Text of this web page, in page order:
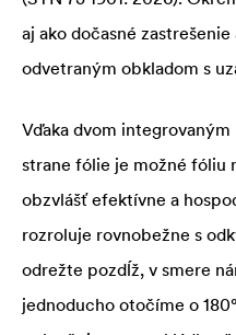
aj ako dočasné
odvetraným obkladom s
Vďaka dvom
strane fólie je možné fóliu
obzvlášť efektívne a
rozroluje rovnobežne s
odrežte pozdĺž, v smere
jednoducho otočíme o